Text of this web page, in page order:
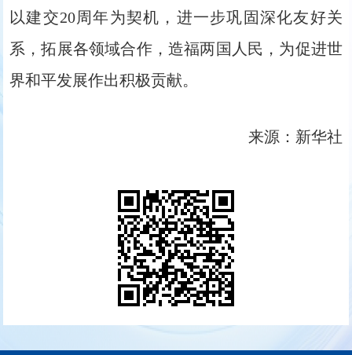
以建交20周年为契机，进一步巩固深化友好关
系，拓展各领域合作，造福两国人民，为促进世
界和平发展作出积极贡献。
来源：新华社